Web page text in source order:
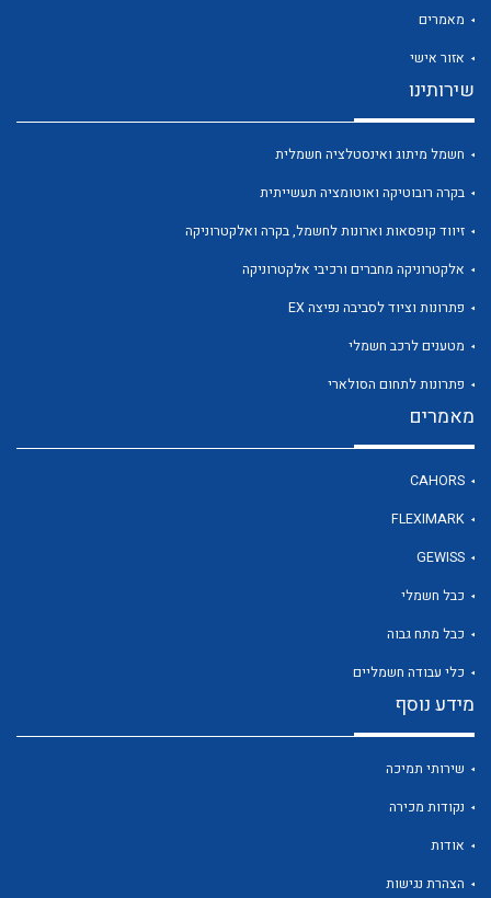
לכל מוצרי היצרן לכל מוצרי היצרן
לכל מוצרי היצרן
לכל מוצרי היצרן
לכל מוצרי היצרן
מאמרים
אזור אישי
שירותינו
חשמל מיתוג ואינסטלציה חשמלית
בקרה רובוטיקה ואוטומציה תעשייתית
זיווד קופסאות וארונות לחשמל, בקרה ואלקטרוניקה
אלקטרוניקה מחברים ורכיבי אלקטרוניקה
פתרונות וציוד לסביבה נפיצה EX
מטענים לרכב חשמלי
פתרונות לתחום הסולארי
מאמרים
CAHORS
FLEXIMARK
GEWISS
כבל חשמלי
כבל מתח גבוה
כלי עבודה חשמליים
מידע נוסף
שירותי תמיכה
נקודות מכירה
אודות
הצהרת נגישות